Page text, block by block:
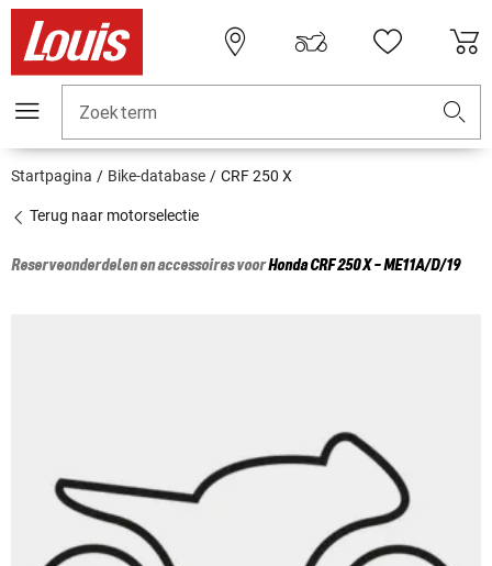
Zoekterm
Startpagina Bike-database CRF 250 X
Terug naar motorselectie
Reserveonderdelen en accessoires voorHondaCRF 250 X - ME11A/D/19